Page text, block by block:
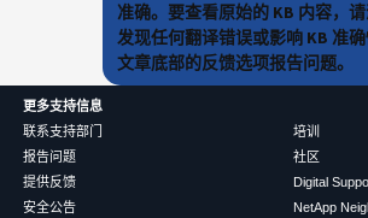
准确。要查看原始的 KB 内容，
发现任何翻译错误或影响 KB 准
文章底部的反馈选项报告问题。
更多支持信息
联系支持部门
报告问题
提供反馈
安全公告
培训
社区
Digital
NetApp